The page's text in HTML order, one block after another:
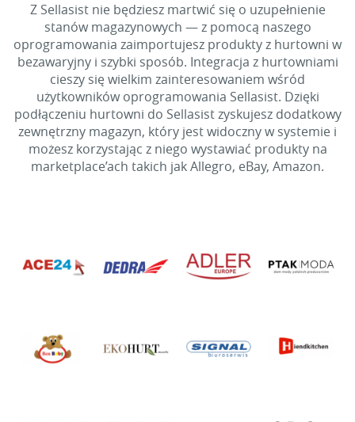
Z Sellasist nie będziesz martwić się o uzupełnienie
stanów magazynowych — z pomocą naszego
oprogramowania zaimportujesz produkty z hurtowni w
bezawaryjny i szybki sposób. Integracja z hurtowniami
cieszy się wielkim zainteresowaniem wśród
użytkowników oprogramowania Sellasist. Dzięki
podłączeniu hurtowni do Sellasist zyskujesz dodatkowy
zewnętrzny magazyn, który jest widoczny w systemie i
możesz korzystając z niego wystawiać produkty na
marketplace’ach takich jak Allegro, eBay, Amazon.